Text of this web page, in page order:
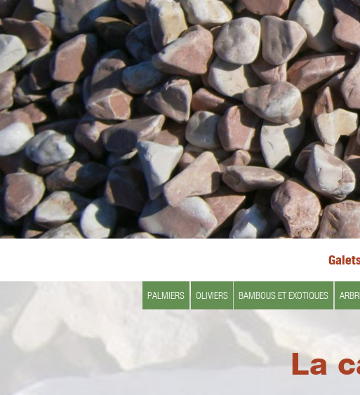
PALMIERS OLIVIERS BAMBOUS ET EXOTIQUES
La